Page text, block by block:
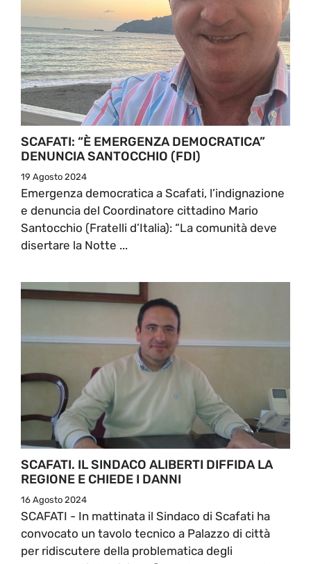
SCAFATI: “È EMERGENZA DEMOCRATICA”
DENUNCIA SANTOCCHIO (FDI)
19 Agosto 2024
Emergenza democratica a Scafati, l’indignazione
e denuncia del Coordinatore cittadino Mario
Santocchio (Fratelli d’Italia): “La comunità deve
disertare la Notte ...
SCAFATI. IL SINDACO ALIBERTI DIFFIDA LA
REGIONE E CHIEDE I DANNI
16 Agosto 2024
SCAFATI - In mattinata il Sindaco di Scafati ha
convocato un tavolo tecnico a Palazzo di città
per ridiscutere della problematica degli